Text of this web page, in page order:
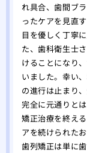
れ具合、歯間ブ
ったケアを見直
目を優しく丁寧
た、歯科衛生士
けることになり
いました。幸い
の進行は止まり
完全に元通りと
矯正治療を終え
アを続けられた
歯列矯正は単に